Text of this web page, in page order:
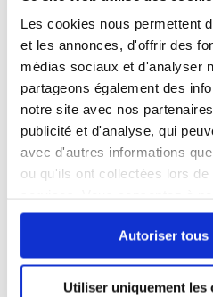
Les cookies nous permettent
et les annonces, d'offrir des
médias sociaux et d'analyser
partageons également des
notre site avec nos
publicité et d'analyse, qui
avec d'autres informations
ou qu'ils ont collectées lors
continuez à utiliser notre site
Autoriser tous
Utiliser uniquement les
Qualifications et diplômes :
Profil recherché :
Expérience :
de